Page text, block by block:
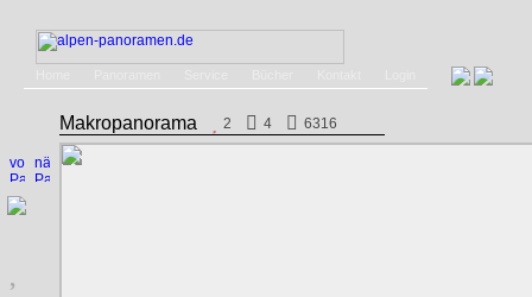
Makropanorama 2 4 6316